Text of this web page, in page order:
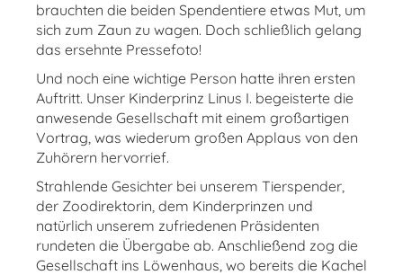
brauchten die beiden Spendentiere etwas Mut, um
sich zum Zaun zu wagen. Doch schließlich gelang
das ersehnte Pressefoto!
Und noch eine wichtige Person hatte ihren ersten
Auftritt. Unser Kinderprinz Linus I. begeisterte die
anwesende Gesellschaft mit einem großartigen
Vortrag, was wiederum großen Applaus von den
Zuhörern hervorrief.
Strahlende Gesichter bei unserem Tierspender,
der Zoodirektorin, dem Kinderprinzen und
natürlich unserem zufriedenen Präsidenten
rundeten die Übergabe ab. Anschließend zog die
Gesellschaft ins Löwenhaus, wo bereits die Kachel